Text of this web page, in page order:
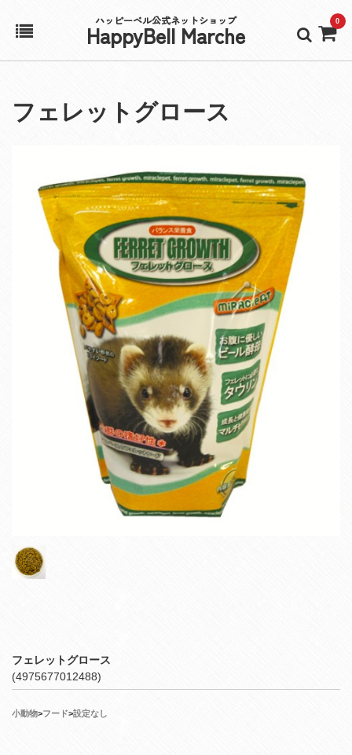
ハッピーベル公式ネットショップ
HappyBell Marche 0
アカウント
フェレットグロース
フェレットグロース
(4975677012488)
小動物>フード>設定なし